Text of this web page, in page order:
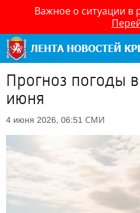
Важное о ситуации в
Прогноз погоды
июня
4 июня 2026, 06:51 СМИ